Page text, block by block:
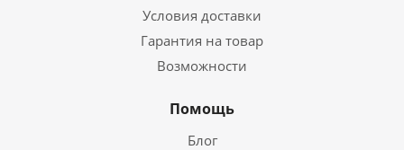
Условия доставки
Гарантия на товар
Возможности
Помощь
Блог